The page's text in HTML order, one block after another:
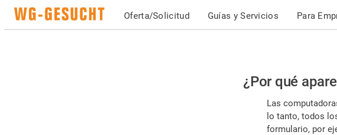
Oferta/Solicitud Guías y Servicios Para
Por
favor,
confirme
¿Por qué
Las
lo tanto, todos
formulario, por